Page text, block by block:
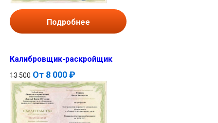
Подробнее
Калибровщик-раскройщик
13 500 От 8 000 ₽